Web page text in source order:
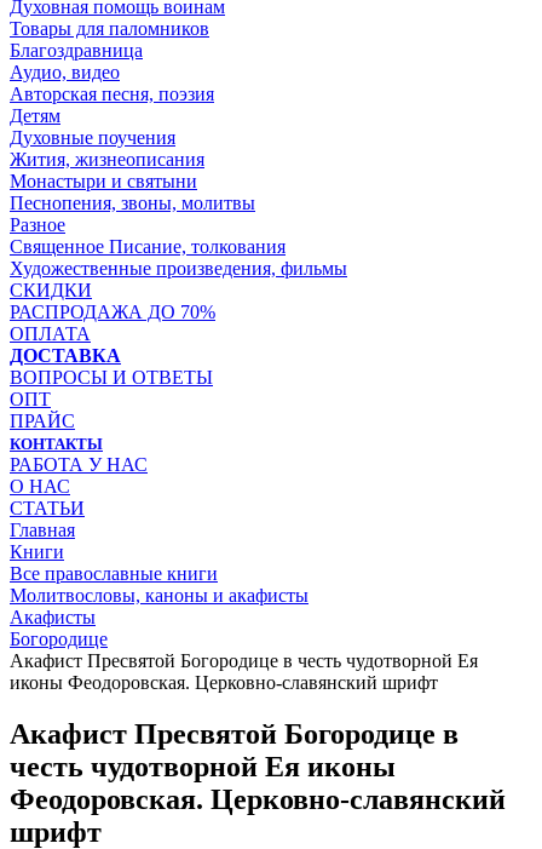
Духовная помощь воинам
Товары для паломников
Благоздравница
Аудио, видео
Авторская песня, поэзия
Детям
Духовные поучения
Жития, жизнеописания
Монастыри и святыни
Песнопения, звоны, молитвы
Разное
Священное Писание, толкования
Художественные произведения, фильмы
СКИДКИ
РАСПРОДАЖА ДО 70%
ОПЛАТА
ДОСТАВКА
ВОПРОСЫ И ОТВЕТЫ
ОПТ
ПРАЙС
КОНТАКТЫ
РАБОТА У НАС
О НАС
СТАТЬИ
Главная
Книги
Все православные книги
Молитвословы, каноны и акафисты
Акафисты
Богородице
Акафист Пресвятой Богородице в честь чудотворной Ея
иконы Феодоровская. Церковно-славянский шрифт
Акафист Пресвятой Богородице в
честь чудотворной Ея иконы
Феодоровская. Церковно-славянский
шрифт